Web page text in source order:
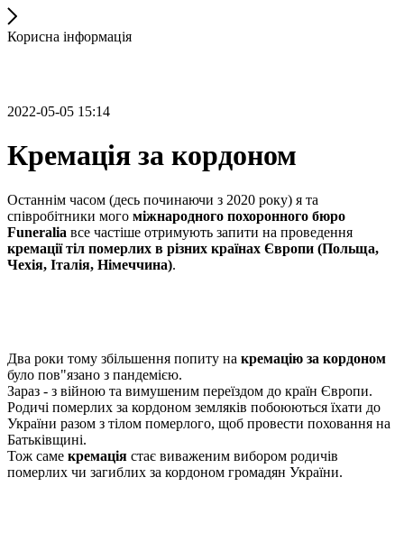
Корисна інформація
2022-05-05 15:14
Кремація за кордоном
Останнім часом (десь починаючи з 2020 року) я та
співробітники мого міжнародного похоронного бюро
Funeralia все частіше отримують запити на проведення
кремації тіл померлих в різних країнах Європи (Польща,
Чехія, Італія, Німеччина).
Два роки тому збільшення попиту на кремацію за кордоном
було пов"язано з пандемією.
Зараз - з війною та вимушеним переїздом до країн Європи.
Родичі померлих за кордоном земляків побоюються їхати до
України разом з тілом померлого, щоб провести поховання на
Батьківщині.
Тож саме кремація стає виваженим вибором родичів
померлих чи загиблих за кордоном громадян України.